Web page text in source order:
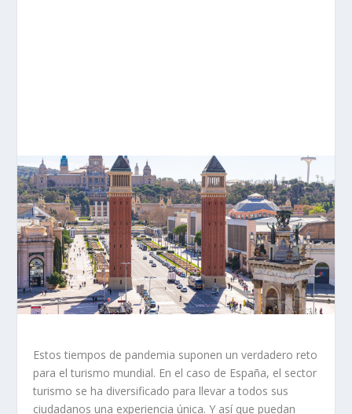
Estos tiempos de pandemia suponen un verdadero reto
para el turismo mundial. En el caso de España, el sector
turismo se ha diversificado para llevar a todos sus
ciudadanos una experiencia única. Y así que puedan